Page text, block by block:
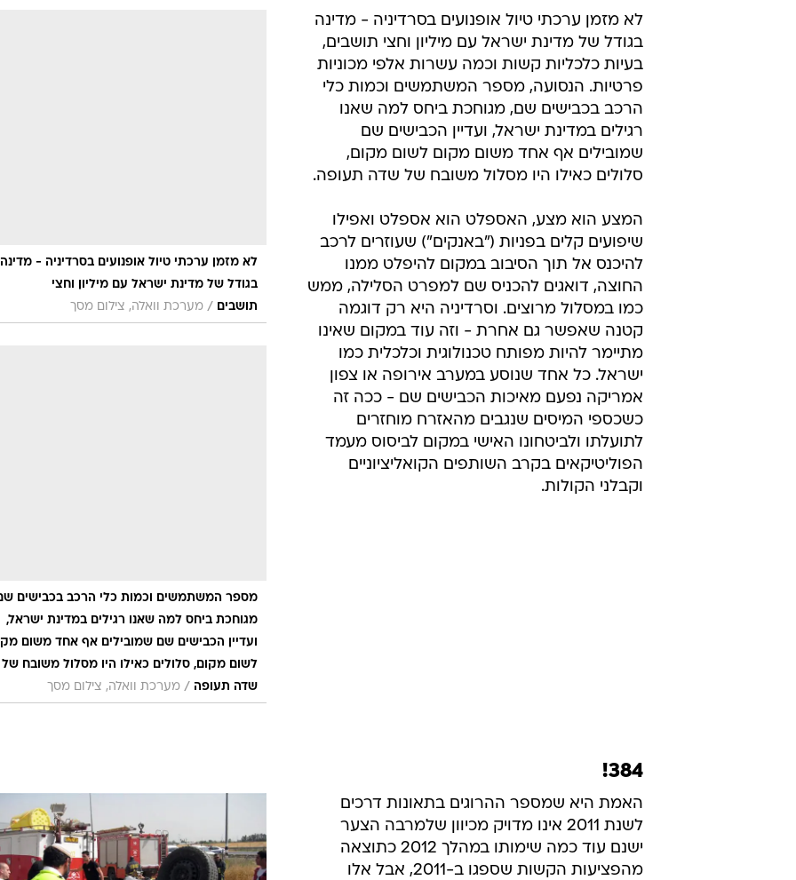
לא מזמן ערכתי טיול אופנועים בסרדיניה - מדינה
בגודל של מדינת ישראל עם מיליון וחצי
תושבים
/ מערכת וואלה, צילום מסך
מספר המשתמשים וכמות כלי הרכב בכבישים
מגוחכת ביחס למה שאנו רגילים במדינת ישראל,
ועדיין הכבישים שם שמובילים אף אחד משום
לשום מקום, סלולים כאילו היו מסלול משובח של
שדה תעופה / מערכת וואלה, צילום מסך
לא מזמן ערכתי טיול אופנועים בסרדיניה - מדינה
בגודל של מדינת ישראל עם מיליון וחצי תושבים,
בעיות כלכליות קשות וכמה עשרות אלפי מכוניות
פרטיות. הנסועה, מספר המשתמשים וכמות כלי
הרכב בכבישים שם, מגוחכת ביחס למה שאנו
רגילים במדינת ישראל, ועדיין הכבישים שם
שמובילים אף אחד משום מקום לשום מקום,
סלולים כאילו היו מסלול משובח של שדה תעופה.
המצע הוא מצע, האספלט הוא אספלט ואפילו
שיפועים קלים בפניות ("באנקים") שעוזרים לרכב
להיכנס אל תוך הסיבוב במקום להיפלט ממנו
החוצה, דואגים להכניס שם למפרט הסלילה, ממש
כמו במסלול מרוצים. וסרדיניה היא רק דוגמה
קטנה שאפשר גם אחרת - וזה עוד במקום שאינו
מתיימר להיות מפותח טכנולוגית וכלכלית כמו
ישראל. כל אחד שנוסע במערב אירופה או צפון
אמריקה נפעם מאיכות הכבישים שם - ככה זה
כשכספי המיסים שנגבים מהאזרח מוחזרים
לתועלתו ולביטחונו האישי במקום לביסוס מעמד
הפוליטיקאים בקרב השותפים הקואליציוניים
וקבלני הקולות.
384!
האמת היא שמספר ההרוגים בתאונות דרכים
לשנת 2011 אינו מדויק מכיוון שלמרבה הצער
ישנם עוד כמה שימותו במהלך 2012 כתוצאה
מהפציעות הקשות שספגו ב-2011, אבל אלו